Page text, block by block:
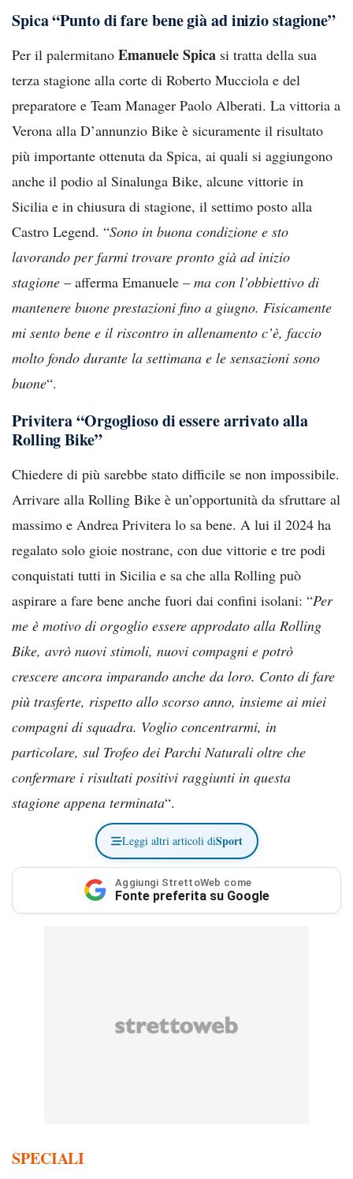
Spica “Punto di fare bene già ad inizio stagione”
Per il palermitano Emanuele Spica si tratta della sua
terza stagione alla corte di Roberto Mucciola e del
preparatore e Team Manager Paolo Alberati. La vittoria a
Verona alla D’annunzio Bike è sicuramente il risultato
più importante ottenuta da Spica, ai quali si aggiungono
anche il podio al Sinalunga Bike, alcune vittorie in
Sicilia e in chiusura di stagione, il settimo posto alla
Castro Legend. “Sono in buona condizione e sto
lavorando per farmi trovare pronto già ad inizio
stagione – afferma Emanuele – ma con l’obbiettivo di
mantenere buone prestazioni fino a giugno. Fisicamente
mi sento bene e il riscontro in allenamento c’è, faccio
molto fondo durante la settimana e le sensazioni sono
buone“.
Privitera “Orgoglioso di essere arrivato alla
Rolling Bike”
Chiedere di più sarebbe stato difficile se non impossibile.
Arrivare alla Rolling Bike è un’opportunità da sfruttare al
massimo e Andrea Privitera lo sa bene. A lui il 2024 ha
regalato solo gioie nostrane, con due vittorie e tre podi
conquistati tutti in Sicilia e sa che alla Rolling può
aspirare a fare bene anche fuori dai confini isolani: “Per
me è motivo di orgoglio essere approdato alla Rolling
Bike, avrò nuovi stimoli, nuovi compagni e potrò
crescere ancora imparando anche da loro. Conto di fare
più trasferte, rispetto allo scorso anno, insieme ai miei
compagni di squadra. Voglio concentrarmi, in
particolare, sul Trofeo dei Parchi Naturali oltre che
confermare i risultati positivi raggiunti in questa
stagione appena terminata“.
Leggi altri articoli diSport
Aggiungi StrettoWeb come
Fonte preferita su Google
SPECIALI